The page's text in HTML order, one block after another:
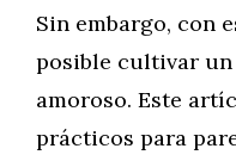
Sin embargo, con
posible cultivar
amoroso. Este
prácticos para